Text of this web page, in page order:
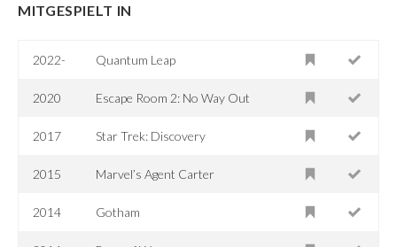
MITGESPIELT IN
2022- Quantum Leap
2020 Escape Room 2: No Way Out
2017 Star Trek: Discovery
2015 Marvel’s Agent Carter
2014 Gotham